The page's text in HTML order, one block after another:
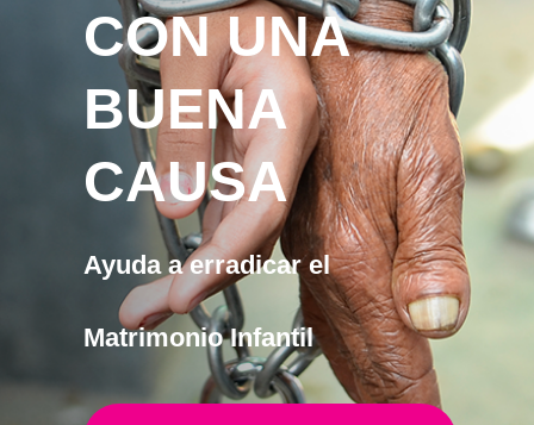
CON UNA
BUENA
CAUSA
Ayuda a erradicar el
Matrimonio Infantil